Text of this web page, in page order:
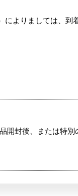
よりましては、到
開封後、または特別